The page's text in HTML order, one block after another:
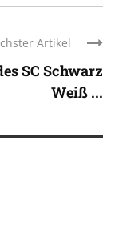
Artikel
SC Schwarz
Weiß ...